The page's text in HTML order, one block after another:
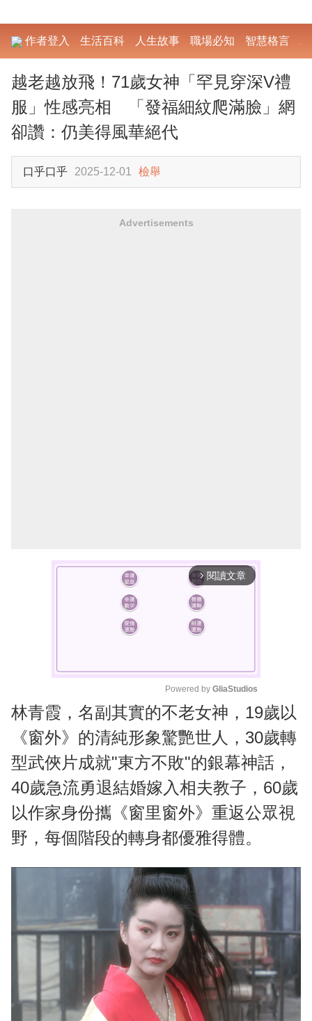
作者登入 生活百科 人生故事 職場必知 智慧格言
越老越放飛！71歲女神「罕見穿深V禮
服」性感亮相 「發福細紋爬滿臉」網
卻讚：仍美得風華絕代
口乎口乎 2025-12-01 檢舉
Advertisements
arrow_forward_ios 閱讀文章
M
t
e
Powered by GliaStudios
林青霞，名副其實的不老女神，19歲以
《窗外》的清純形象驚艷世人，30歲轉
型武俠片成就"東方不敗"的銀幕神話，
40歲急流勇退結婚嫁入相夫教子，60歲
以作家身份攜《窗里窗外》重返公眾視
野，每個階段的轉身都優雅得體。